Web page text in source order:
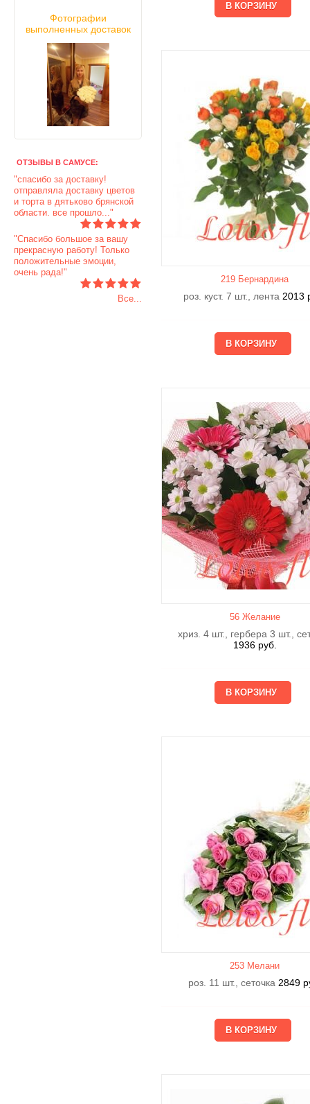
Фотографии
выполненных доставок
ОТЗЫВЫ В САМУСЕ:
"спасибо за доставку!
отправляла доставку цветов
и торта в дятьково брянской
области. все прошло..."
"Спасибо большое за вашу
прекрасную работу! Только
положительные эмоции,
очень рада!"
Все...
219 Бернардина
роз. куст. 7 шт., лента2013
56 Желание
хриз. 4 шт., гербера 3 шт.,
1936 руб.
253 Мелани
роз. 11 шт., сеточка 2849